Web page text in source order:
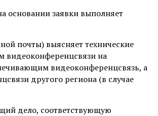
основании заявки выполняет
почты) выясняет технические
видеоконференцсвязи на
видеоконференцсвязь, а
другого региона (в случае
дело, соответствующую